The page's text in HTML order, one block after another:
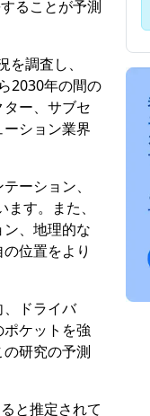
ることが予測
調査し、
2030年の間の
ー、サブセ
ション業界
ーション、
す。また、
、地理的な
位置をより
ドライバ
ケットを強
研究の予測
と推定されて